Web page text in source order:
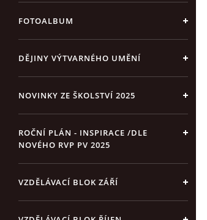
FOTOALBUM
DĚJINY VÝTVARNÉHO UMĚNÍ
NOVINKY ZE ŠKOLSTVÍ 2025
ROČNÍ PLÁN - INSPIRACE /DLE
NOVÉHO RVP PV 2025
VZDĚLÁVACÍ BLOK ZÁŘÍ